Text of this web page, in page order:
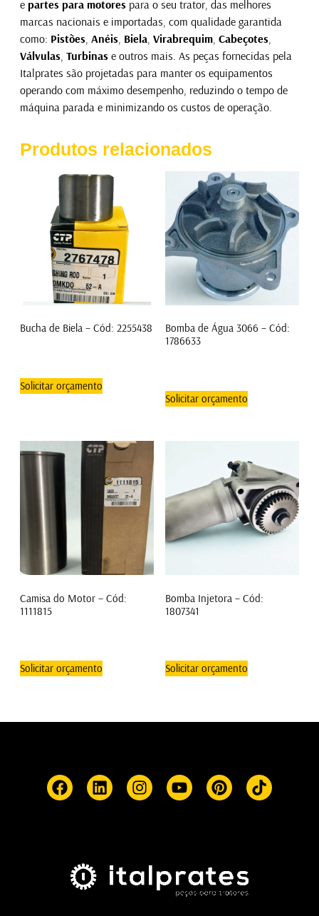
e partes para motorespara o seu trator, das melhores
marcas nacionais e importadas, com qualidade garantida
como: Pistões, Anéis, Biela, Virabrequim, Cabeçotes,
Válvulas, Turbinase outros mais. As peças fornecidas pela
Italprates são projetadas para manter os equipamentos
operando com máximo desempenho, reduzindo o tempo de
máquina parada e minimizando os custos de operação.
Produtos relacionados
Bucha de Biela – Cód: 2255438
Solicitar orçamento
Bomba de Água 3066 – Cód:
1786633
Solicitar orçamento
Camisa do Motor – Cód:
1111815
Solicitar orçamento
Bomba Injetora – Cód:
1807341
Solicitar orçamento